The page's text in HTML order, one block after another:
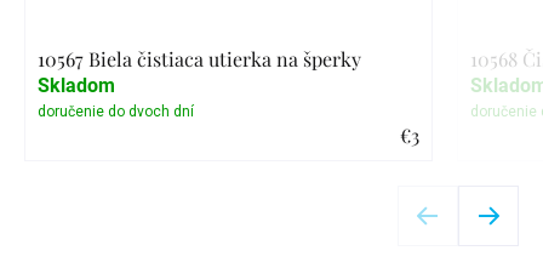
10567 Biela čistiaca utierka na šperky
€3
Skladom
10568